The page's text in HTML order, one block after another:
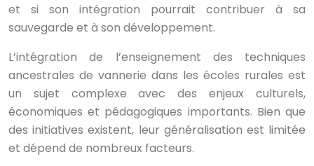
et si son intégration pourrait contribuer à sa
sauvegarde et à son développement.
L’intégration de l’enseignement des techniques
ancestrales de vannerie dans les écoles rurales est
un sujet complexe avec des enjeux culturels,
économiques et pédagogiques importants. Bien que
des initiatives existent, leur généralisation est limitée
et dépend de nombreux facteurs.